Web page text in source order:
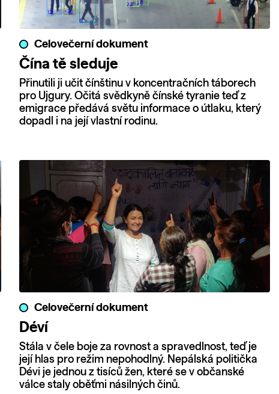
Celovečerní dokument
Čína tě sleduje
Přinutili ji učit čínštinu v koncentračních táborech
pro Ujgury. Očitá svědkyně čínské tyranie teď z
emigrace předává světu informace o útlaku, který
dopadl i na její vlastní rodinu.
Celovečerní dokument
Déví
Stála v čele boje za rovnost a spravedlnost, teď je
její hlas pro režim nepohodlný. Nepálská politička
Dévi je jednou z tisíců žen, které se v občanské
válce staly oběťmi násilných činů.